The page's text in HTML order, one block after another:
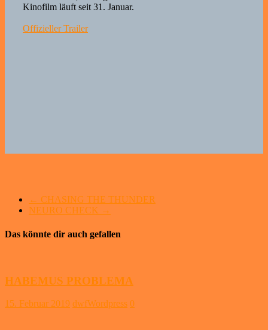
Kinofilm läuft seit 31. Januar.
Offizieller Trailer
← CHASING THE THUNDER
NEURO CHECK →
Das könnte dir auch gefallen
HABEMUS PROBLEMA
15. Februar 2019 dwfWordpress 0